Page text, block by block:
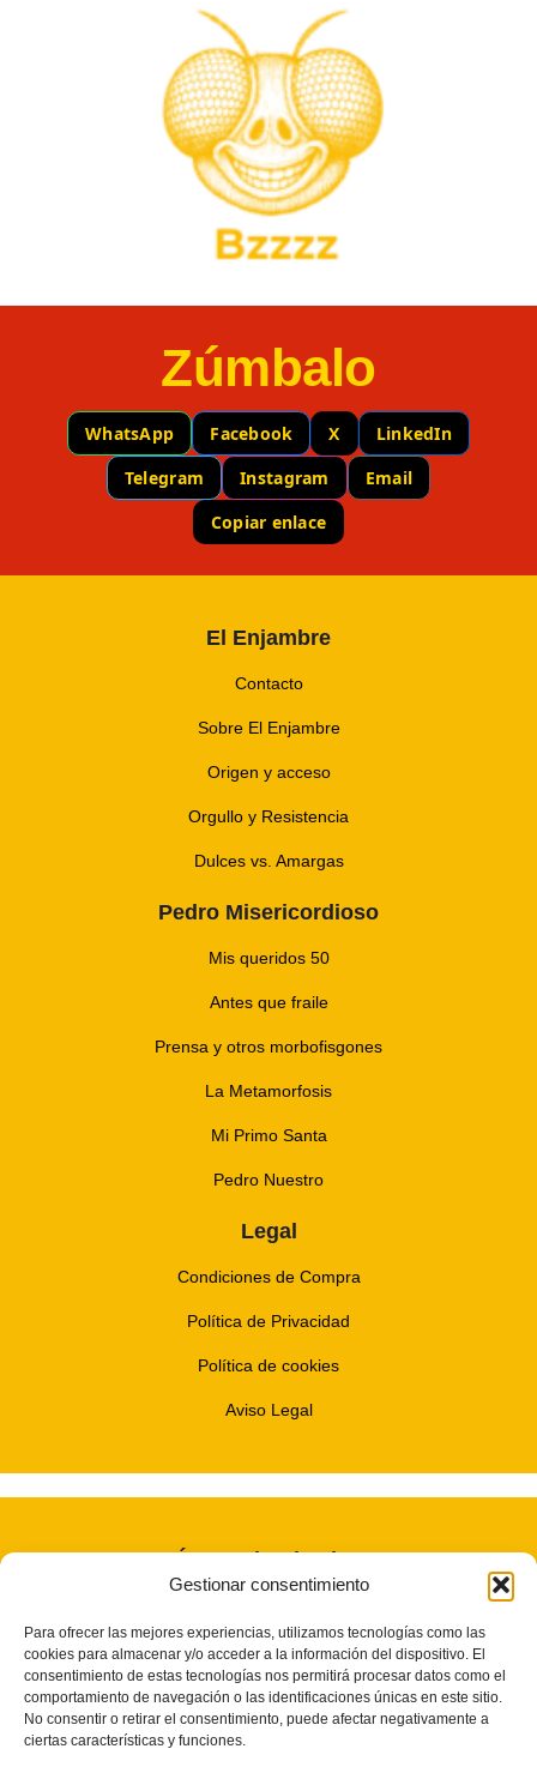
Gestionar consentimiento
Para ofrecer las mejores experiencias, utilizamos tecnologías como las
cookies para almacenar y/o acceder a la información del dispositivo. El
consentimiento de estas tecnologías nos permitirá procesar datos como el
comportamiento de navegación o las identificaciones únicas en este sitio.
No consentir o retirar el consentimiento, puede afectar negativamente a
ciertas características y funciones.
Zúmbalo
WhatsApp Facebook X
LinkedIn
Telegram
Instagram
Email
Copiar enlace
El Enjambre
Contacto
Sobre El Enjambre
Origen y acceso
Orgullo y Resistencia
Dulces vs. Amargas
Pedro Misericordioso
Mis queridos 50
Antes que fraile
Prensa y otros morbofisgones
La Metamorfosis
Mi Primo Santa
Pedro Nuestro
Legal
Condiciones de Compra
Política de Privacidad
Política de cookies
Aviso Legal
Únete Al Enjambre
Únete gratis